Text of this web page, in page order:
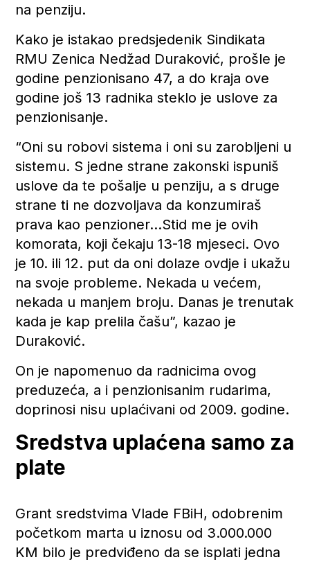
na penziju.
Kako je istakao predsjedenik Sindikata
RMU Zenica Nedžad Duraković, prošle je
godine penzionisano 47, a do kraja ove
godine još 13 radnika steklo je uslove za
penzionisanje.
“Oni su robovi sistema i oni su zarobljeni u
sistemu. S jedne strane zakonski ispuniš
uslove da te pošalje u penziju, a s druge
strane ti ne dozvoljava da konzumiraš
prava kao penzioner…Stid me je ovih
komorata, koji čekaju 13-18 mjeseci. Ovo
je 10. ili 12. put da oni dolaze ovdje i ukažu
na svoje probleme. Nekada u većem,
nekada u manjem broju. Danas je trenutak
kada je kap prelila čašu”, kazao je
Duraković.
On je napomenuo da radnicima ovog
preduzeća, a i penzionisanim rudarima,
doprinosi nisu uplaćivani od 2009. godine.
Sredstva uplaćena samo za
plate
Grant sredstvima Vlade FBiH, odobrenim
početkom marta u iznosu od 3.000.000
KM bilo je predviđeno da se isplati jedna